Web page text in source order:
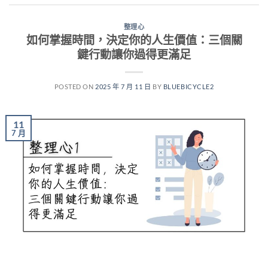
整理心
如何掌握時間，決定你的人生價值：三個關
鍵行動讓你過得更滿足
POSTED ON 2025 年 7 月 11 日 BY BLUEBICYCLE2
11
7 月